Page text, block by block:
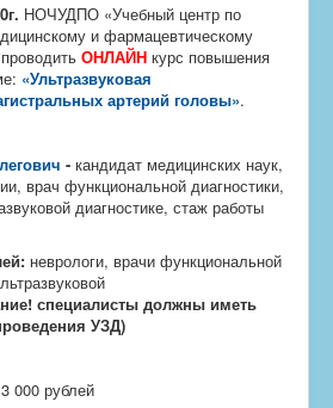
НОЧУДПО «Учебный центр по
и фармацевтическому
ОНЛАЙН курс повышения
«Ультразвуковая
артерий головы».
- кандидат медицинских наук,
врач функциональной диагностики,
диагностике, стаж работы
неврологи, врачи функциональной
специалисты должны иметь
УЗД)
000 рублей